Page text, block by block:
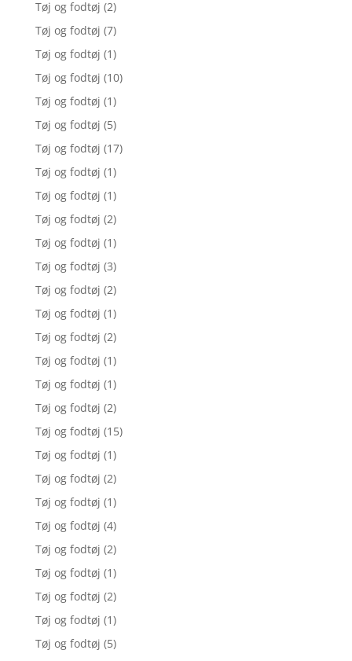
Tøj og fodtøj (2)
Tøj og fodtøj (7)
Tøj og fodtøj (1)
Tøj og fodtøj (10)
Tøj og fodtøj (1)
Tøj og fodtøj (5)
Tøj og fodtøj (17)
Tøj og fodtøj (1)
Tøj og fodtøj (1)
Tøj og fodtøj (2)
Tøj og fodtøj (1)
Tøj og fodtøj (3)
Tøj og fodtøj (2)
Tøj og fodtøj (1)
Tøj og fodtøj (2)
Tøj og fodtøj (1)
Tøj og fodtøj (1)
Tøj og fodtøj (2)
Tøj og fodtøj (15)
Tøj og fodtøj (1)
Tøj og fodtøj (2)
Tøj og fodtøj (1)
Tøj og fodtøj (4)
Tøj og fodtøj (2)
Tøj og fodtøj (1)
Tøj og fodtøj (2)
Tøj og fodtøj (1)
Tøj og fodtøj (5)